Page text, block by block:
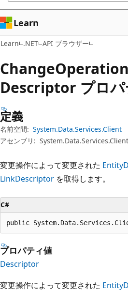
キ
ッ
プ
ン
に
ス
キ
ッ
プ
Learn
Learn .NET API ブラウザー
ChangeOperation
Descriptor プロパ
定義
名前空間: System.Data.Services.Client
アセンブリ:
変更操作によって変更された
LinkDescriptor を取得します。
C#
public
プロパティ値
Descriptor
変更操作によって変更された